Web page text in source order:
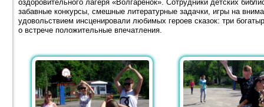
оздоровительного лагеря «Волгарёнок». Сотрудники детских
забавные конкурсы, смешные литературные задачки, игры на
удовольствием инсценировали любимых героев сказок: три
о встрече положительные впечатления.